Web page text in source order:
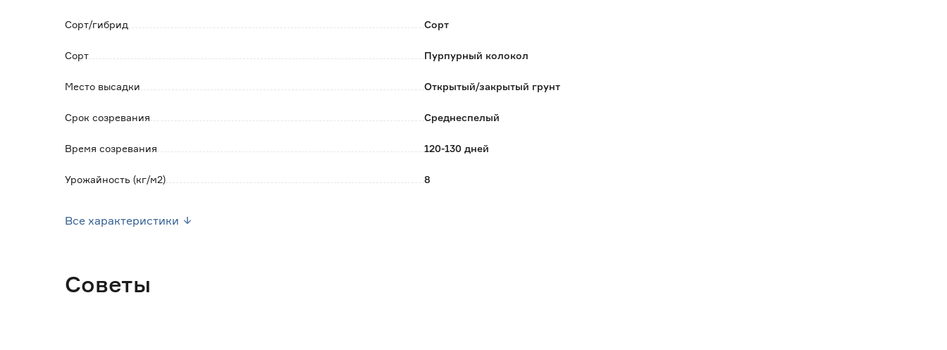
Сорт/гибрид Сорт
Сорт Пурпурный колокол
Место высадки Открытый/закрытый грунт
Срок созревания Среднеспелый
Время созревания 120-130 дней
Урожайность (кг/м2) 8
Все характеристики
Советы